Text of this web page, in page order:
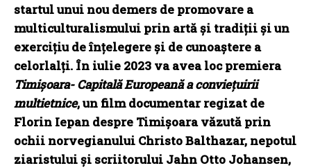
startul unui nou demers de promovare a
multiculturalismului prin artă și tradiții și un
exercițiu de înțelegere și de cunoaștere a
celorlalți. În iulie 2023 va avea loc premiera
Timișoara- Capitală Europeană a conviețuirii
multietnice, un film documentar regizat de
Florin Iepan despre Timișoara văzută prin
ochii norvegianului Christo Balthazar, nepotul
ziaristului și scriitorului Jahn Otto Johansen,